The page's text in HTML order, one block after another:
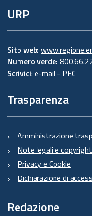
URP
Sito web:
Numero verde:
Scrivici: e-mail - PEC
Trasparenza
Amministrazione
Note legali e copyright
Privacy e Cookie
Dichiarazione di
Redazione